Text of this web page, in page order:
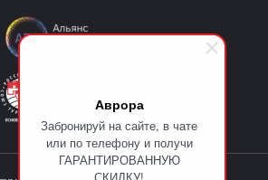
Аврора
Забронируй на сайте, в чате
или по телефону и получи
ГАРАНТИРОВАННУЮ